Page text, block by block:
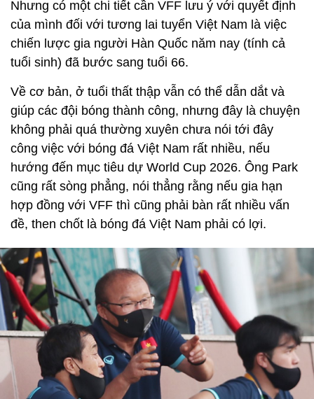
Nhưng có một chi tiết cần VFF lưu ý với quyết định
của mình đối với tương lai tuyển Việt Nam là việc
chiến lược gia người Hàn Quốc năm nay (tính cả
tuổi sinh) đã bước sang tuổi 66.
Về cơ bản, ở tuổi thất thập vẫn có thể dẫn dắt và
giúp các đội bóng thành công, nhưng đây là chuyện
không phải quá thường xuyên chưa nói tới đây
công việc với bóng đá Việt Nam rất nhiều, nếu
hướng đến mục tiêu dự World Cup 2026. Ông Park
cũng rất sòng phẳng, nói thẳng rằng nếu gia hạn
hợp đồng với VFF thì cũng phải bàn rất nhiều vấn
đề, then chốt là bóng đá Việt Nam phải có lợi.